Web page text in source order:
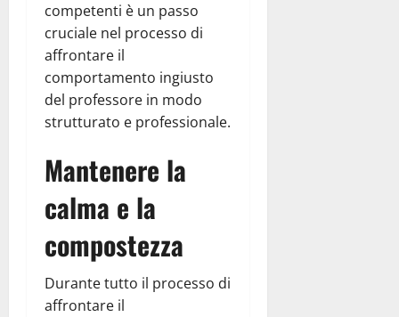
competenti è un passo
cruciale nel processo di
affrontare il
comportamento ingiusto
del professore in modo
strutturato e professionale.
Mantenere la
calma e la
compostezza
Durante tutto il processo di
affrontare il